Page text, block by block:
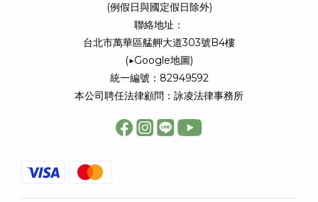
(例假日與國定假日除外)
聯絡地址：
台北市萬華區艋舺大道303號B4樓
(▶Google地圖)
統一編號：82949592
本公司聘任法律顧問：詠凌法律事務所